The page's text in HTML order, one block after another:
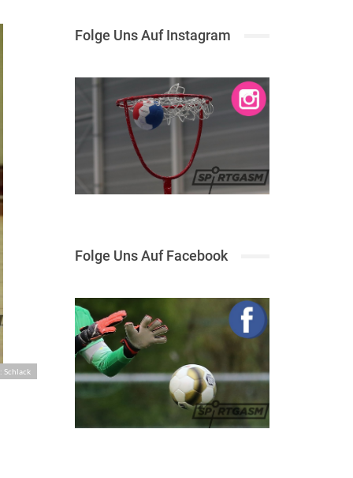
Schlack
Folge Uns Auf Instagram
Folge Uns Auf Facebook